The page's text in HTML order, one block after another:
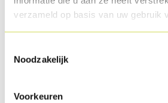
verzameld op basis van uw gebruik
Noodzakelijk
Voorkeuren
en krielaardappelen